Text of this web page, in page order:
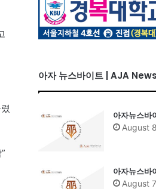
아자 뉴스바이트 | AJA
아자뉴스
August
아자뉴스
August